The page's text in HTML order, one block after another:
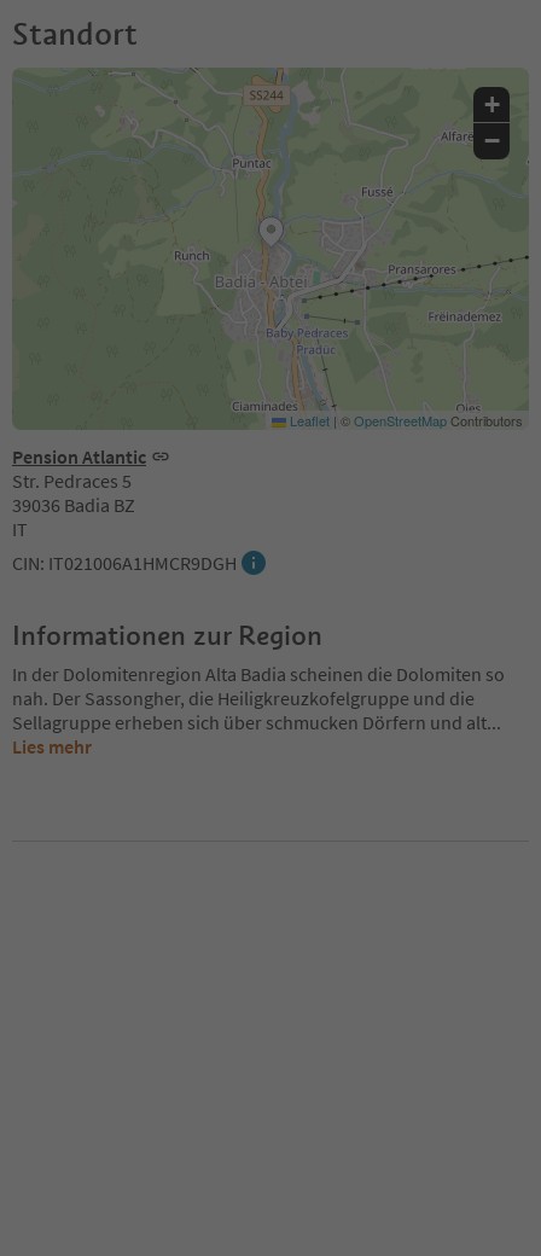
Standort
Pension Atlantic
Str. Pedraces 5
39036 Badia BZ
IT
CIN: IT021006A1HMCR9DGH
+
−
Leaflet | ©OpenStreetMapContributors
Informationen zur Region
In der Dolomitenregion Alta Badia scheinen die Dolomiten so
nah. Der Sassongher, die Heiligkreuzkofelgruppe und die
Sellagruppe erheben sich über schmucken Dörfern und alt...
Lies mehr